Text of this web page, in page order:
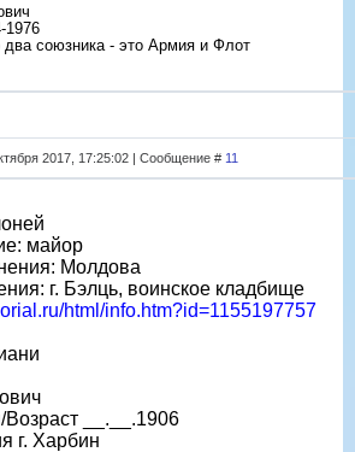
два союзника - это Армия и Флот
2017, 17:25:02 | Сообщение # 11
майор
Молдова
г. Бэлць, воинское кладбище
html/info.htm?id=1155197757
__.__.1906
г. Харбин